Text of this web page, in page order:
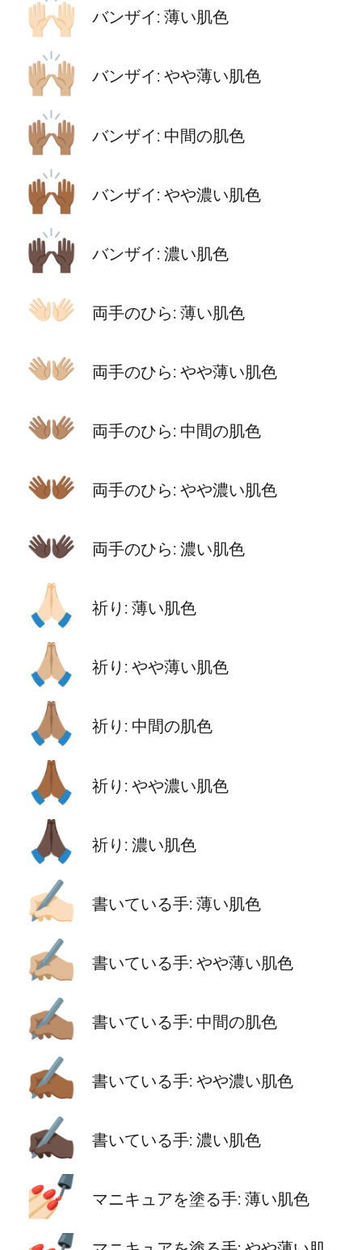
🙌🏻 バンザイ: 薄い肌色
🙌🏼 バンザイ: やや薄い肌色
🙌🏽 バンザイ: 中間の肌色
🙌🏾 バンザイ: やや濃い肌色
🙌🏿 バンザイ: 濃い肌色
👐🏻 両手のひら: 薄い肌色
👐🏼 両手のひら: やや薄い肌色
👐🏽 両手のひら: 中間の肌色
👐🏾 両手のひら: やや濃い肌色
👐🏿 両手のひら: 濃い肌色
🙏🏻 祈り: 薄い肌色
🙏🏼 祈り: やや薄い肌色
🙏🏽 祈り: 中間の肌色
🙏🏾 祈り: やや濃い肌色
🙏🏿 祈り: 濃い肌色
✍🏻 書いている手: 薄い肌色
✍🏼 書いている手: やや薄い肌色
✍🏽 書いている手: 中間の肌色
✍🏾 書いている手: やや濃い肌色
✍🏿 書いている手: 濃い肌色
💅🏻 マニキュアを塗る手: 薄い肌色